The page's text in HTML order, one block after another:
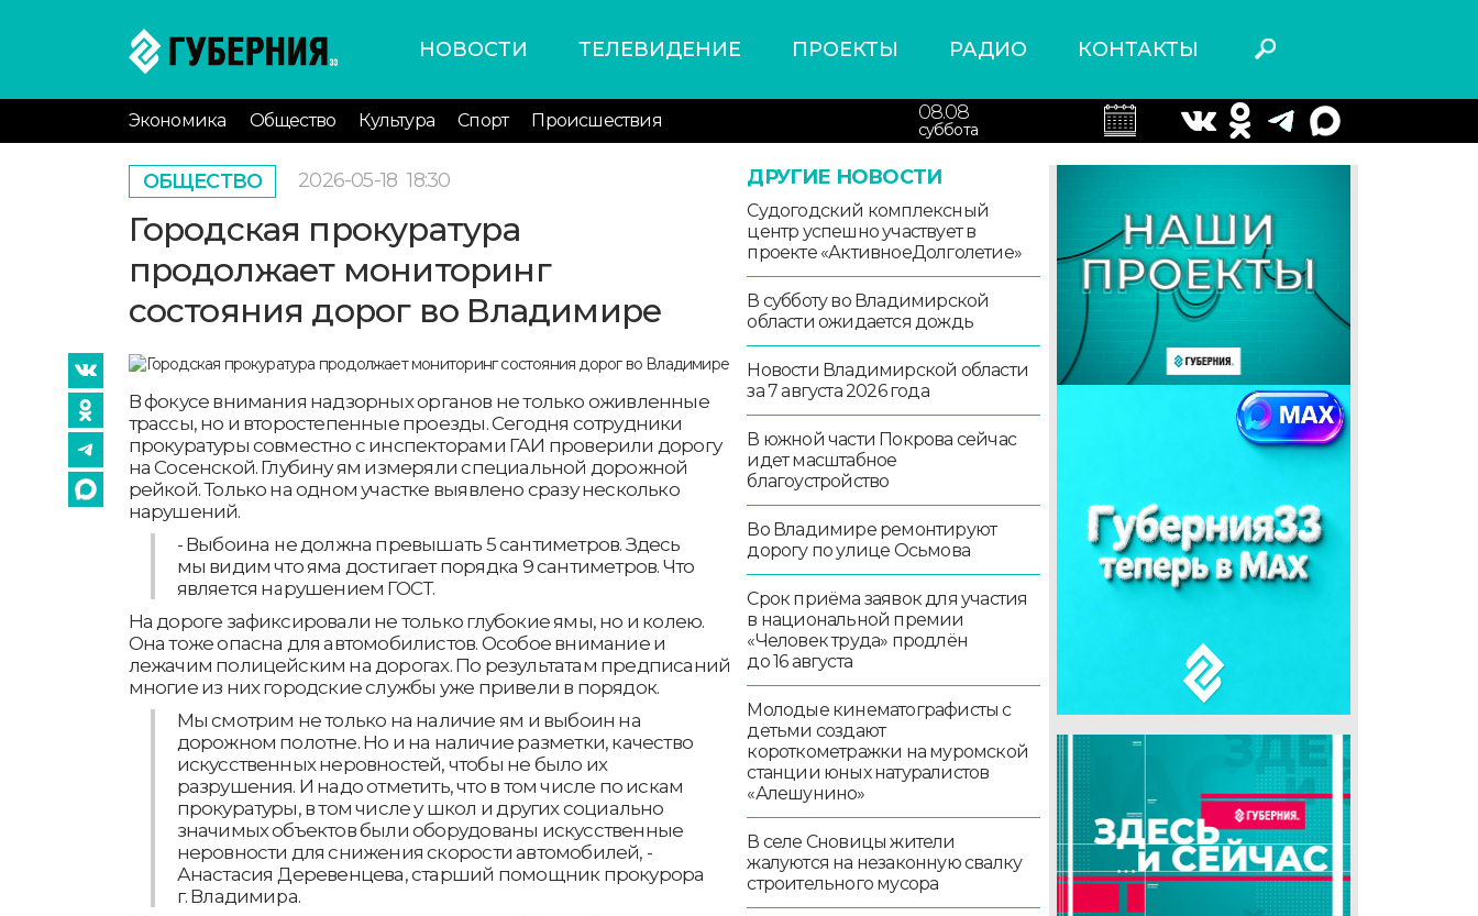
НОВОСТИ ТЕЛЕВИДЕНИЕ ПРОЕКТЫ РАДИО КОНТАКТЫ
Экономика Общество Культура Спорт Происшествия 08.08
суббота
ОБЩЕСТВО 2026-05-18 18:30
Городская прокуратура
продолжает мониторинг
состояния дорог во Владимире
В фокусе внимания надзорных органов не только оживленные
трассы, но и второстепенные проезды. Сегодня сотрудники
прокуратуры совместно с инспекторами ГАИ проверили дорогу
на Сосенской. Глубину ям измеряли специальной дорожной
рейкой. Только на одном участке выявлено сразу несколько
нарушений.
- Выбоина не должна превышать 5 сантиметров. Здесь
мы видим что яма достигает порядка 9 сантиметров. Что
является нарушением ГОСТ.
На дороге зафиксировали не только глубокие ямы, но и колею.
Она тоже опасна для автомобилистов. Особое внимание и
лежачим полицейским на дорогах. По результатам предписаний
многие из них городские службы уже привели в порядок.
Мы смотрим не только на наличие ям и выбоин на
дорожном полотне. Но и на наличие разметки, качество
искусственных неровностей, чтобы не было их
разрушения. И надо отметить, что в том числе по искам
прокуратуры, в том числе у школ и других социально
значимых объектов были оборудованы искусственные
неровности для снижения скорости автомобилей, -
Анастасия Деревенцева, старший помощник прокурора
г. Владимира.
ДРУГИЕ НОВОСТИ
Судогодский комплексный
центр успешно участвует в
проекте «АктивноеДолголетие»
В субботу во Владимирской
области ожидается дождь
Новости Владимирской области
за 7 августа 2026 года
В южной части Покрова сейчас
идет масштабное
благоустройство
Во Владимире ремонтируют
дорогу по улице Осьмова
Срок приёма заявок для участия
в национальной премии
«Человек труда» продлён
до 16 августа
Молодые кинематографисты с
детьми создают
короткометражки на муромской
станции юных натуралистов
«Алешунино»
В селе Сновицы жители
жалуются на незаконную свалку
строительного мусора